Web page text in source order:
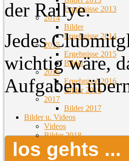
Ergebnisse 2013
2014
Bilder
Ergebnisse 2014
2015
Ergebnisse 2015
Bilder
2016
Ergebnisse 2016
Bilder 2016
2017
Bilder 2017
Bilder u. Videos
Videos
Bilder 2018
der Rallye.
Jedes
wichtig wäre,
Aufgaben
los gehts ...